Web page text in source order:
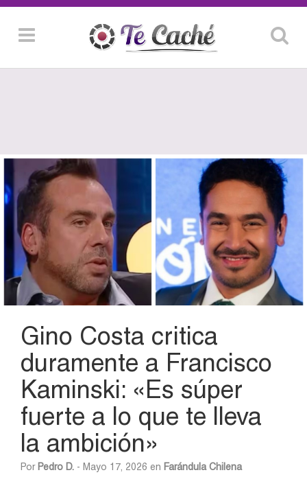
Gino Costa critica
duramente a Francisco
Kaminski: «Es súper
fuerte a lo que te lleva
la ambición»
Por Pedro D. - Mayo 17, 2026 en Farándula Chilena